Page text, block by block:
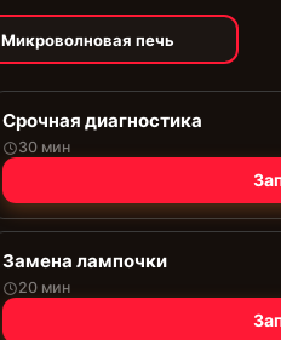
Микроволновая печь
Срочная диагностика
30 мин
Замена лампочки
20 мин